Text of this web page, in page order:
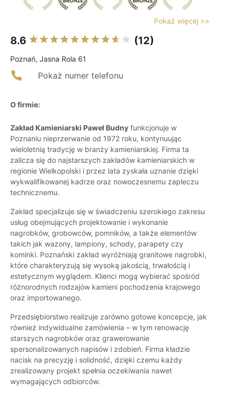
Pokaż więcej >>
8.6 (12)
Poznań, Jasna Rola 61
Pokaż numer telefonu
O firmie:
Zakład Kamieniarski Paweł Budny funkcjonuje w
Poznaniu nieprzerwanie od 1972 roku, kontynuując
wieloletnią tradycję w branży kamieniarskiej. Firma ta
zalicza się do najstarszych zakładów kamieniarskich w
regionie Wielkopolski i przez lata zyskała uznanie dzięki
wykwalifikowanej kadrze oraz nowoczesnemu zapleczu
technicznemu.
Zakład specjalizuje się w świadczeniu szerokiego zakresu
usług obejmujących projektowanie i wykonanie
nagrobków, grobowców, pomników, a także elementów
takich jak wazony, lampiony, schody, parapety czy
kominki. Poznański zakład wyróżniają granitowe nagrobki,
które charakteryzują się wysoką jakością, trwałością i
estetycznym wyglądem. Klienci mogą wybierać spośród
różnorodnych rodzajów kamieni pochodzenia krajowego
oraz importowanego.
Przedsiębiorstwo realizuje zarówno gotowe koncepcje, jak
również indywidualne zamówienia – w tym renowację
starszych nagrobków oraz grawerowanie
spersonalizowanych napisów i zdobień. Firma kładzie
nacisk na precyzję i solidność, dzięki czemu każdy
zrealizowany projekt spełnia oczekiwania nawet
wymagających odbiorców.